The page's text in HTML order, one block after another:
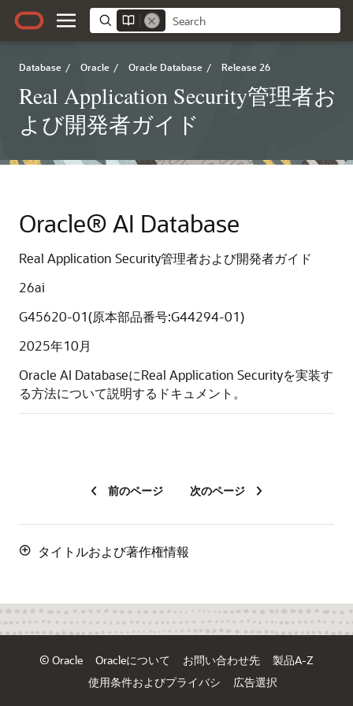
Database / Oracle / Oracle Database / Release 26
Real Application Security管理者お
よび開発者ガイド
Oracle® AI Database
Real Application Security管理者および開発者ガイド
26ai
G45620-01(原本部品番号:G44294-01)
2025年10月
Oracle AI DatabaseにReal Application Securityを実装す
る方法について説明するドキュメント。
前のページ 次のページ
タイトルおよび著作権情報
© Oracle Oracleについて お問い合わせ先
製品A-Z
使用条件およびプライバシ
広告選択